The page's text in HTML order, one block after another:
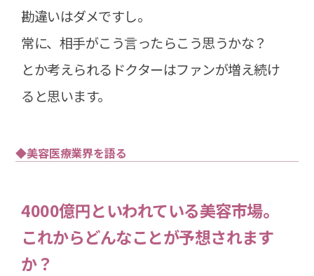
勘違いはダメですし。
常に、相手がこう言ったらこう思うかな？
とか考えられるドクターはファンが増え続け
ると思います。
◆美容医療業界を語る
4000億円といわれている美容市場。
これからどんなことが予想されます
か？